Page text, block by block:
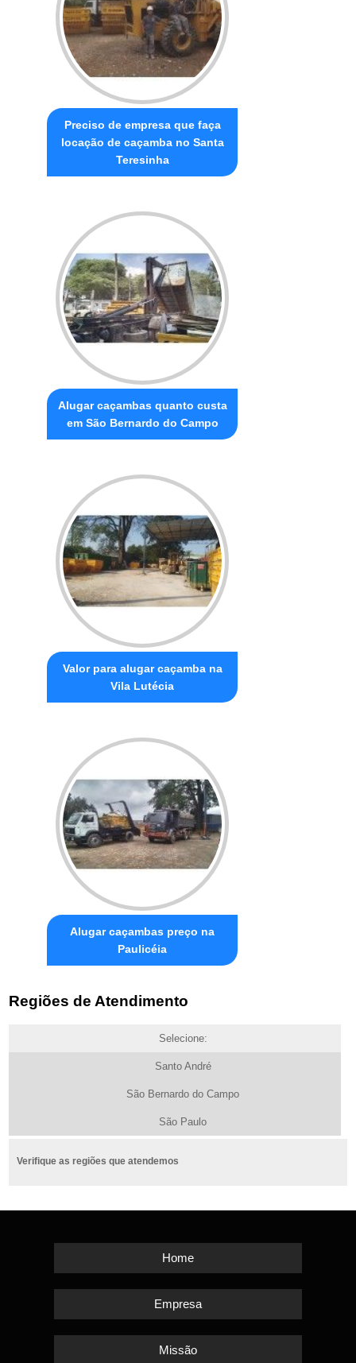
Preciso de empresa que faça
locação de caçamba no Santa
Teresinha
Alugar caçambas quanto custa
em São Bernardo do Campo
Valor para alugar caçamba na
Vila Lutécia
Alugar caçambas preço na
Paulicéia
Regiões de Atendimento
Selecione:
Santo André
São Bernardo do Campo
São Paulo
Verifique as regiões que atendemos
Home
Empresa
Missão